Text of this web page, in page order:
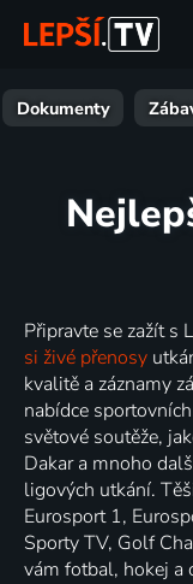
Dokumenty
Připravte se zažít s
si živé přenosy
kvalitě a záznamy
nabídce
světové soutěže,
Dakar a mnoho
ligových utkání.
Eurosport 1,
Sporty TV, Golf
vám fotbal, hokej a